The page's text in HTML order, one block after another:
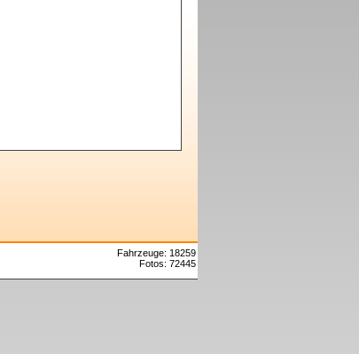
Fahrzeuge: 18259
Fotos: 72445